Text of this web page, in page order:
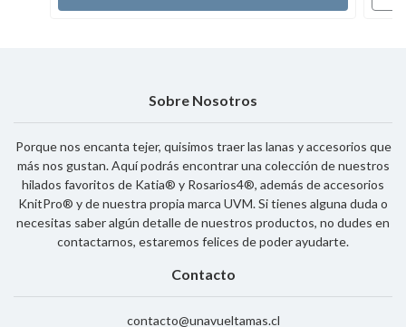
Sobre Nosotros
Porque nos encanta tejer, quisimos traer las lanas y accesorios que
más nos gustan. Aquí podrás encontrar una colección de nuestros
hilados favoritos de Katia® y Rosarios4®, además de accesorios
KnitPro® y de nuestra propia marca UVM. Si tienes alguna duda o
necesitas saber algún detalle de nuestros productos, no dudes en
contactarnos, estaremos felices de poder ayudarte.
Contacto
contacto@unavueltamas.cl